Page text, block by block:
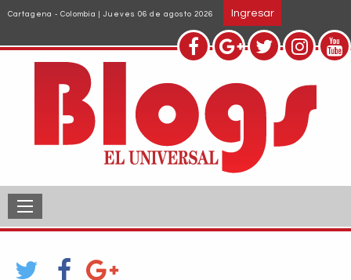
Pasar
contenido
principal
Cartagena - Colombia | Jueves 06 de agosto 2026 Ingresar